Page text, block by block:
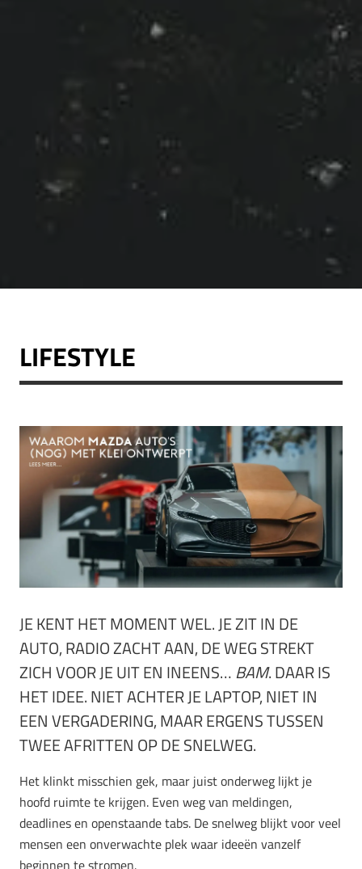
LIFESTYLE
JE KENT HET MOMENT WEL. JE ZIT IN DE
AUTO, RADIO ZACHT AAN, DE WEG STREKT
ZICH VOOR JE UIT EN INEENS…BAM. DAAR IS
HET IDEE. NIET ACHTER JE LAPTOP, NIET IN
EEN VERGADERING, MAAR ERGENS TUSSEN
TWEE AFRITTEN OP DE SNELWEG.
Het klinkt misschien gek, maar juist onderweg lijkt je
hoofd ruimte te krijgen. Even weg van meldingen,
deadlines en openstaande tabs. De snelweg blijkt voor veel
mensen een onverwachte plek waar ideeën vanzelf
beginnen te stromen.